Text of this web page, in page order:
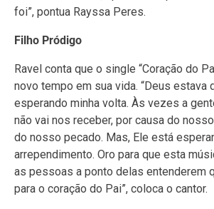
foi”, pontua Rayssa Peres.
Filho Pródigo
Ravel conta que o single “Coração do
novo tempo em sua vida. “Deus estava
esperando minha volta. Às vezes a
não vai nos receber, por causa do
do nosso pecado. Mas, Ele está
arrependimento. Oro para que esta
as pessoas a ponto delas entenderem
para o coração do Pai”, coloca o cantor.